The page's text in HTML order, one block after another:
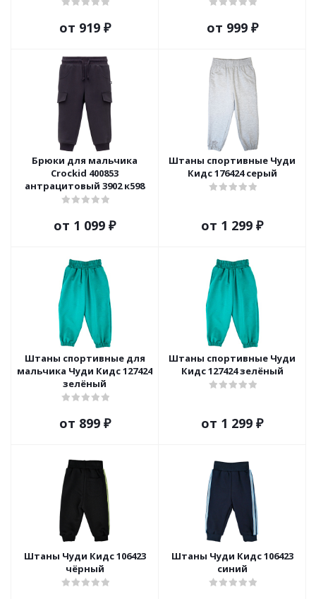
от 919 ₽ от 999 ₽
Брюки для мальчика
Crockid 400853
антрацитовый 3902 к598
от 1 099 ₽
Штаны спортивные Чуди
Кидс 176424 серый
от 1 299 ₽
Штаны спортивные для
мальчика Чуди Кидс 127424
зелёный
от 899 ₽
Штаны спортивные Чуди
Кидс 127424 зелёный
от 1 299 ₽
Штаны Чуди Кидс 106423
чёрный
Штаны Чуди Кидс 106423
синий